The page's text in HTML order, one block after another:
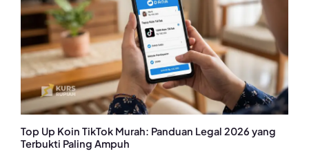
Top Up Koin TikTok Murah: Panduan Legal 2026 yang
Terbukti Paling Ampuh